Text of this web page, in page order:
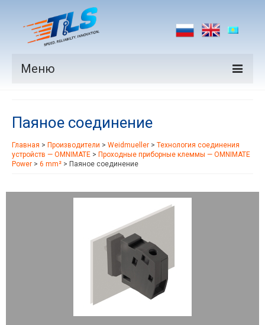
Меню
Производители
Рынки
Паяное соединение
Главная > Производители > Weidmueller > Технология соединения
устройств — OMNIMATE > Проходные приборные клеммы — OMNIMATE
Power > 6 mm² > Паяное соединение